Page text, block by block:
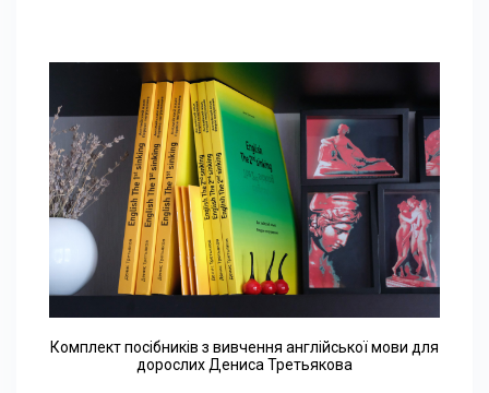
Комплект посібників з вивчення англійської мови для
дорослих Дениса Третьякова